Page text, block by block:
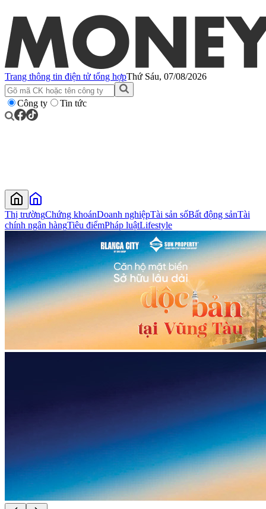
Trang thông tin điện tử tổng hợpThứ Sáu, 07/08/2026
Công ty Tin tức
Thị trườngChứng khoánDoanh nghiệpTài sản sốBất động sảnTài
chính ngân hàngTiêu điểmPháp luậtLifestyle